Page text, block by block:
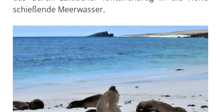
schießende Meerwasser.